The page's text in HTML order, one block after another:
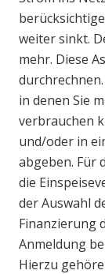
weiter sinkt.
mehr. Diese
in denen Sie
verbrauchen
und/oder in
abgeben. Für
die
der Auswahl
Finanzierung
Anmeldung
Hierzu